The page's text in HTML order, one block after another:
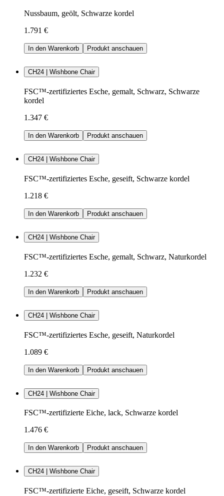
Nussbaum, geölt, Schwarze kordel
1.791 €
In den Warenkorb Produkt anschauen
CH24 | Wishbone Chair
FSC™-zertifiziertes Esche, gemalt, Schwarz, Schwarze
kordel
1.347 €
In den Warenkorb Produkt anschauen
CH24 | Wishbone Chair
FSC™-zertifiziertes Esche, geseift, Schwarze kordel
1.218 €
In den Warenkorb Produkt anschauen
CH24 | Wishbone Chair
FSC™-zertifiziertes Esche, gemalt, Schwarz, Naturkordel
1.232 €
In den Warenkorb Produkt anschauen
CH24 | Wishbone Chair
FSC™-zertifiziertes Esche, geseift, Naturkordel
1.089 €
In den Warenkorb Produkt anschauen
CH24 | Wishbone Chair
FSC™-zertifizierte Eiche, lack, Schwarze kordel
1.476 €
In den Warenkorb Produkt anschauen
CH24 | Wishbone Chair
FSC™-zertifizierte Eiche, geseift, Schwarze kordel